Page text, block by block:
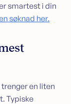
smartest i din
søknad her.
en liten
Typiske